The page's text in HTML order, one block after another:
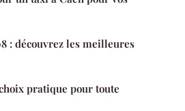
: découvrez les meilleures
pratique pour toute